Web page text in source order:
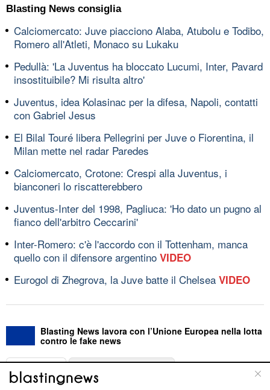
Blasting News consiglia
Calciomercato: Juve piacciono Alaba, Atubolu e Todibo,
Romero all'Atleti, Monaco su Lukaku
Pedullà: 'La Juventus ha bloccato Lucumi, Inter, Pavard
insostituibile? Mi risulta altro'
Juventus, idea Kolasinac per la difesa, Napoli, contatti
con Gabriel Jesus
El Bilal Touré libera Pellegrini per Juve o Fiorentina, il
Milan mette nel radar Paredes
Calciomercato, Crotone: Crespi alla Juventus, i
bianconeri lo riscatterebbero
Juventus-Inter del 1998, Pagliuca: 'Ho dato un pugno al
fianco dell'arbitro Ceccarini'
Inter-Romero: c'è l'accordo con il Tottenham, manca
quello con il difensore argentino VIDEO
Eurogol di Zhegrova, la Juve batte il Chelsea VIDEO
Blasting News lavora con l’Unione Europea nella lotta
contro le fake news
ABOUT